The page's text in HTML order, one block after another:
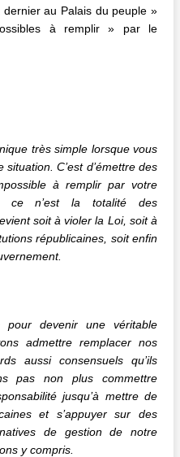
dernier au Palais du peuple »
à remplir » par le
très simple lorsque vous
C’est d’émettre des
à remplir par votre
ce n’est la totalité des
soit à violer la Loi, soit à
républicaines, soit enfin
devenir une véritable
admettre remplacer nos
aussi consensuels qu’ils
pas non plus commettre
jusqu’à mettre de
et s’appuyer sur des
de gestion de notre
y compris.